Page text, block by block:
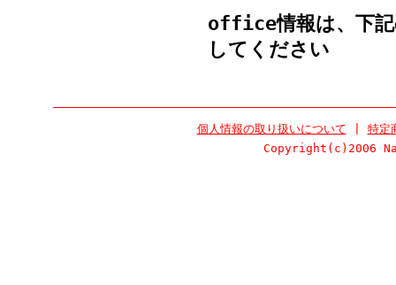
office情報は、
してください
個人情報の取り扱いについて
特定
Copyright(c)2006